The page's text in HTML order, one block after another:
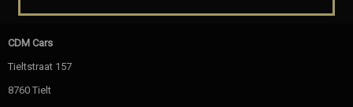
CDM Cars
Tieltstraat 157
8760 Tielt